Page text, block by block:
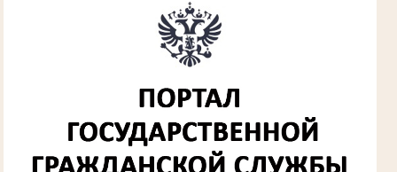
Алферьев Сергей Григорьевич
Участник Великой Отечественной войны
Председатель Губкинского городского
в период с 1954 по 1982 гг.